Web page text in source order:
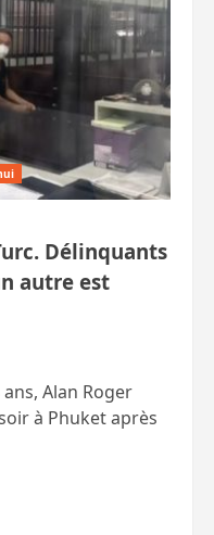
Délinquants
autre est
Alan Roger
à Phuket après